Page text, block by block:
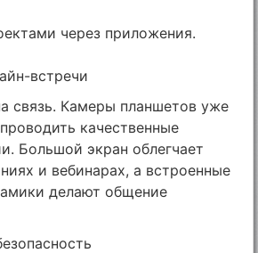
через приложения.
встречи
связь. Камеры планшетов уже
качественные
Большой экран облегчает
и вебинарах, а встроенные
делают общение